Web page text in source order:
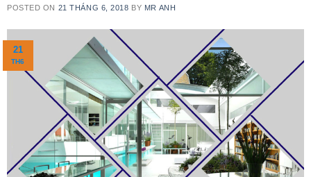
POSTED ON 21 THÁNG 6, 2018 BY MR ANH
21
TH6